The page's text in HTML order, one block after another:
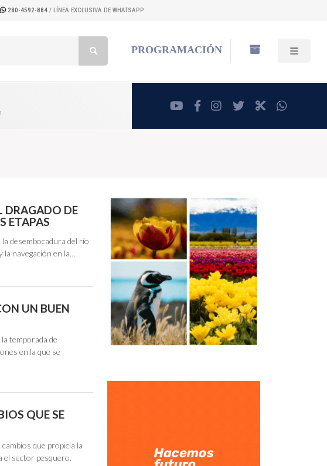
280-4592-884 / LÍNEA EXCLUSIVA DE WHATSAPP
PROGRAMACIÓN
youtubefacebookinstagram
twitterRadioCut
DRAGADO DE
ETAPAS
desembocadura del río
navegación en la…
UN BUEN
temporada de
en la que se
QUE SE
que propicia la
el sector pesquero.